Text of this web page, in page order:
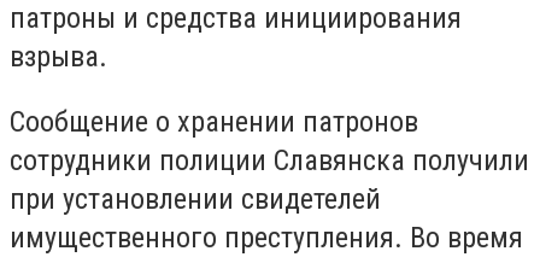
патроны и средства инициирования
взрыва.
Сообщение о хранении патронов
сотрудники полиции Славянска получили
при установлении свидетелей
имущественного преступления. Во время